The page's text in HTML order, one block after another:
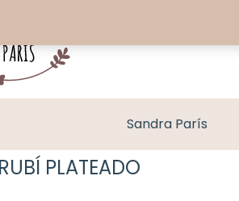
Sandra París
PLATEADO